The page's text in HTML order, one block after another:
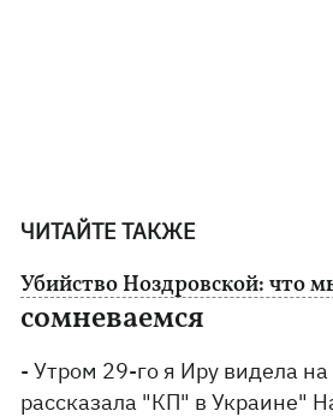
ЧИТАЙТЕ ТАКЖЕ
Убийство Ноздровской: что
сомневаемся
- Утром 29-го я Иру видела на
рассказала "КП" в Украине"